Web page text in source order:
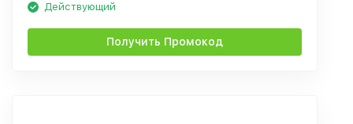
Действующий
Получить Промокод